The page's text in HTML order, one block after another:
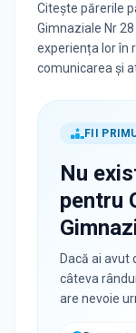
Citește părerile
Gimnaziale Nr
experiența lor în
comunicarea și
FII
Nu
pentru
Dacă ai avut
câteva
are nevoie